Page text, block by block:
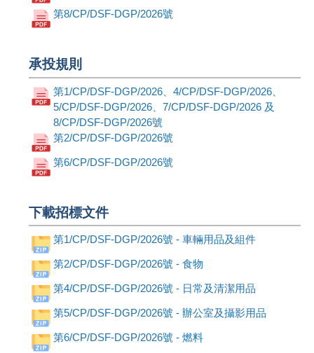
第8/CP/DSF-DGP/2026號
承投規則
第1/CP/DSF-DGP/2026、4/CP/DSF-DGP/2026、
5/CP/DSF-DGP/2026、7/CP/DSF-DGP/2026 及
8/CP/DSF-DGP/2026號
第2/CP/DSF-DGP/2026號
第6/CP/DSF-DGP/2026號
下載招標文件
第1/CP/DSF-DGP/2026號 - 車輛用品及組件
第2/CP/DSF-DGP/2026號 - 食物
第4/CP/DSF-DGP/2026號 - 日常及清潔用品
第5/CP/DSF-DGP/2026號 - 辦公室及攝影用品
第6/CP/DSF-DGP/2026號 - 燃料